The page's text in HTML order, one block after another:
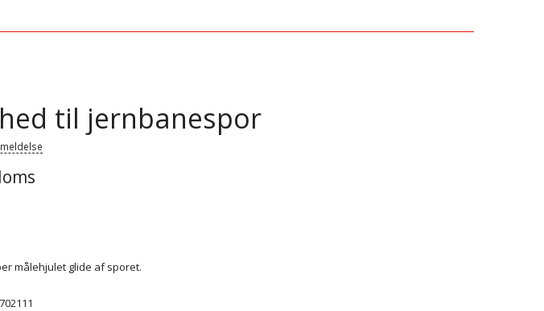
til jernbanespor
målehjulet glide af sporet.